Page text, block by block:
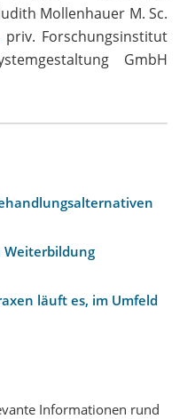
Mollenhauer M. Sc.
priv. Forschungsinstitut
GmbH
Weiterbildung
läuft es, im Umfeld
Informationen rund